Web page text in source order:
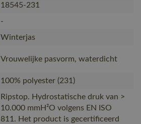
18545-231
-
Winterjas
Vrouwelijke pasvorm, waterdicht
100% polyester (231)
Ripstop. Hydrostatische druk van >
10.000 mmH²O volgens EN ISO
811. Het product is gecertificeerd